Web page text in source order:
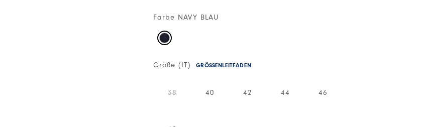
Farbe NAVY BLAU
Größe (IT) GRÖSSENLEITFADEN
38 40 42 44 46